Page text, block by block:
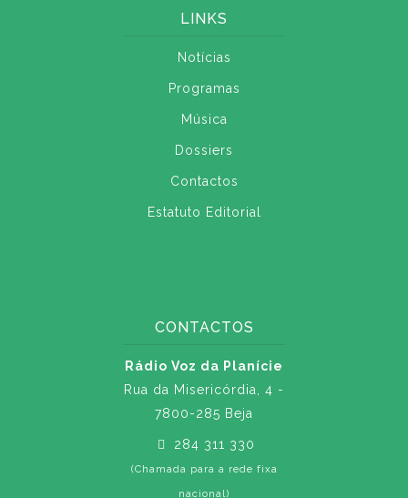
LINKS
Notícias
Programas
Música
Dossiers
Contactos
Estatuto Editorial
CONTACTOS
Rádio Voz da Planície
Rua da Misericórdia, 4 -
7800-285 Beja
284 311 330
(Chamada para a rede fixa
nacional)